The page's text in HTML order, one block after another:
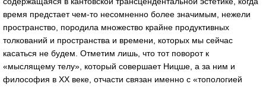
время предстает чем-то несомненно более значимым, нежели
пространство, породила множество крайне продуктивных
толкований и пространства и времени, которых мы сейчас
касаться не будем. Отметим лишь, что тот поворот к
«мыслящему телу», который совершает Ницше, а за ним и
философия в XX веке, отчасти связан именно с «топологией